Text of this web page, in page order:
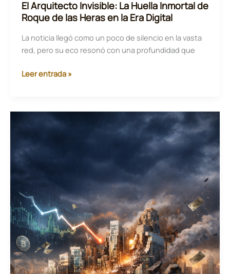
El Arquitecto Invisible: La Huella Inmortal de
Roque de las Heras en la Era Digital
La noticia llegó como un poco de silencio en la vasta
red, pero su eco resonó con una profundidad que
El
La
de
Heras
en
la
Era
Digital
Leer entrada »